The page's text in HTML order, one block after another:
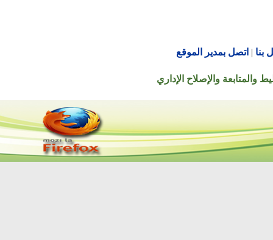
| اتصل بمدير الموقع
والإصلاح الإداري